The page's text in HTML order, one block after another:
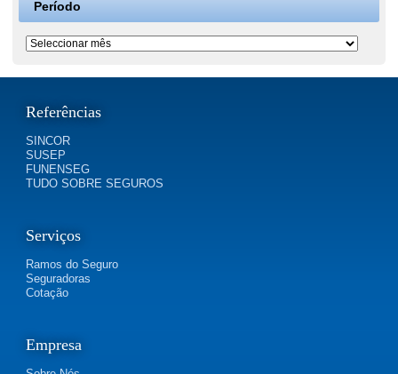
Período
Período
Referências
SINCOR
SUSEP
FUNENSEG
TUDO SOBRE SEGUROS
Serviços
Ramos do Seguro
Seguradoras
Cotação
Empresa